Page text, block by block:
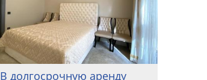
В долгосрочную аренду